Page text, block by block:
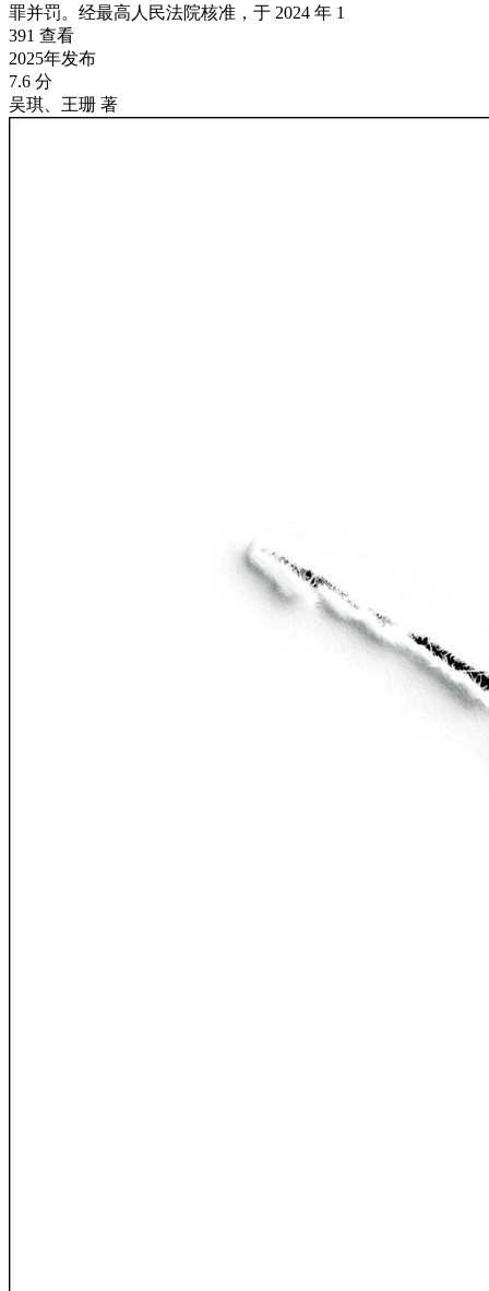
罪并罚。经最高人民法院核准，于 2024 年 1
391 查看
2025年发布
7.6 分
吴琪、王珊 著